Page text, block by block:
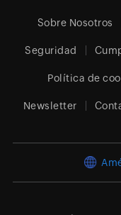
Sobre Nosotros
Seguridad
Política de
Newsletter